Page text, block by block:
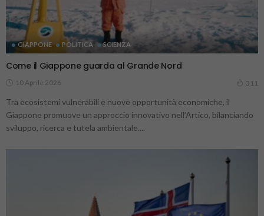
GIAPPONE POLITICA SCIENZA
Come il Giappone guarda al Grande Nord
10 Aprile 2026 311
Tra ecosistemi vulnerabili e nuove opportunità economiche, il
Giappone promuove un approccio innovativo nell’Artico, bilanciando
sviluppo, ricerca e tutela ambientale....